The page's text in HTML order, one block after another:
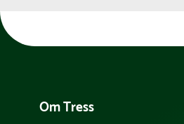
Om Tress